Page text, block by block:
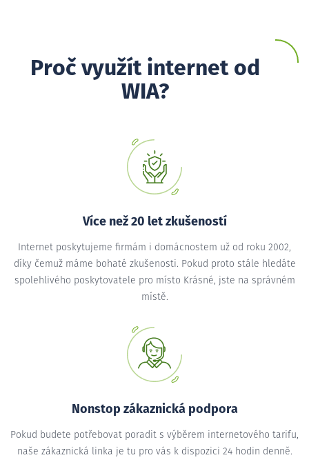
Proč využít internet od
WIA?
Více než 20 let zkušeností
Internet poskytujeme firmám i domácnostem už od roku 2002,
díky čemuž máme bohaté zkušenosti. Pokud proto stále hledáte
spolehlivého poskytovatele pro místo Krásné, jste na správném
místě.
Nonstop zákaznická podpora
Pokud budete potřebovat poradit s výběrem internetového tarifu,
naše zákaznická linka je tu pro vás k dispozici 24 hodin denně.